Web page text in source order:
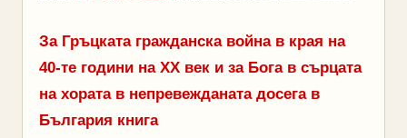
За Гръцката гражданска война в края на
40-те години на XX век и за Бога в сърцата
на хората в непревежданата досега в
България книга